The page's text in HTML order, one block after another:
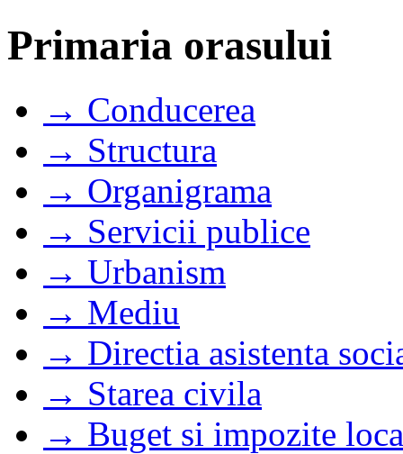
Primaria orasului
→ Conducerea
→ Structura
→ Organigrama
→ Servicii publice
→ Urbanism
→ Mediu
→ Directia asistenta
→ Starea civila
→ Buget si impozite